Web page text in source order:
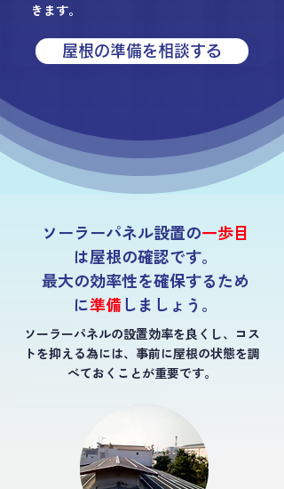
きます。
屋根の準備を相談する
ソーラーパネル設置の一歩目
は屋根の確認です。
最大の効率性を確保するため
に準備しましょう。
ソーラーパネルの設置効率を良くし、コス
トを抑える為には、事前に屋根の状態を調
べておくことが重要です。